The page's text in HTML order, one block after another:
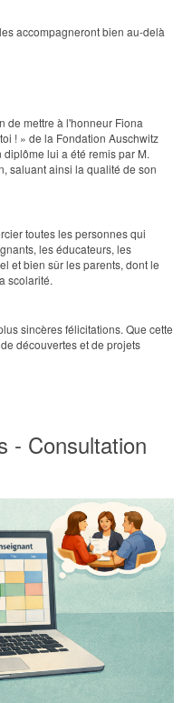
accompagneront bien au-delà
de mettre à l'honneur Fiona
! » de la Fondation Auschwitz
lui a été remis par M.
saluant ainsi la qualité de son
toutes les personnes qui
les éducateurs, les
et bien sûr les parents, dont le
scolarité.
sincères félicitations. Que cette
découvertes et de projets
- Consultation